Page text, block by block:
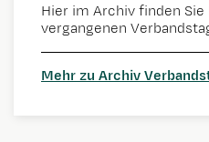
Hier im Archiv finden
vergangenen
Mehr zu Archiv